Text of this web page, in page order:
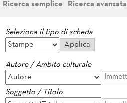
Ricerca semplice Ricerca avanzata
Seleziona il tipo di scheda
Autore / Ambito culturale
Soggetto / Titolo